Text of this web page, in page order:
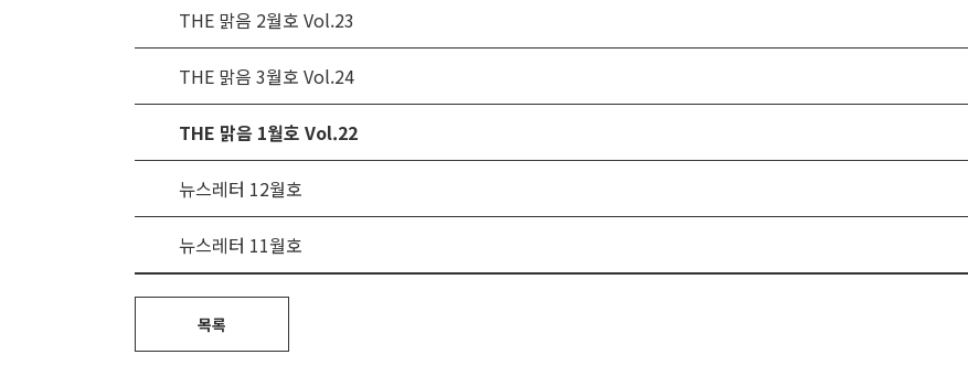
THE 맑음 2월호 Vol.23
THE 맑음 3월호 Vol.24
THE 맑음 1월호 Vol.22
뉴스레터 12월호
뉴스레터 11월호
목록